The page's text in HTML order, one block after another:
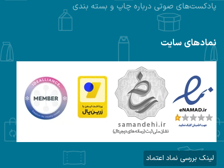
پادکست‌های صوتی درباره چاپ و بسته بندی
نمادهای سایت
لینک بررسی نماد اعتماد